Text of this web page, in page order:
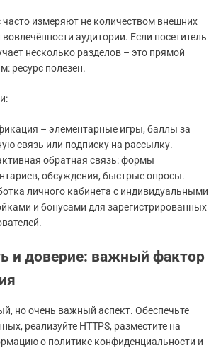
часто измеряют не количеством внешних
аудитории. Если посетитель
несколько разделов – это прямой
ресурс полезен.
– элементарные игры, баллы за
связь или подписку на рассылку.
обратная связь: формы
обсуждения, быстрые опросы.
личного кабинета с индивидуальными
и бонусами для зарегистрированных
и доверие: важный фактор
но очень важный аспект. Обеспечьте
реализуйте HTTPS, разместите на
о политике конфиденциальности и